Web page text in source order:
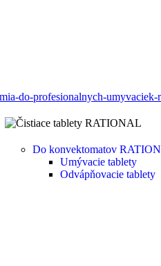
Do konvektomatov
Umývacie tablety
Odvápňovacie tablety